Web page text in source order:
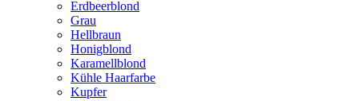
Erdbeerblond
Grau
Hellbraun
Honigblond
Karamellblond
Kühle Haarfarbe
Kupfer